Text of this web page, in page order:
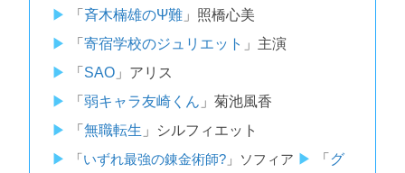
「 斉木楠雄のΨ難」照橋心美
「 寄宿学校のジュリエット 」主演
「 SAO」アリス
「 弱キャラ友崎くん 」菊池風香
「 無職転生 」シルフィエット
「いずれ最強の錬金術師?」ソフィア 「 グ